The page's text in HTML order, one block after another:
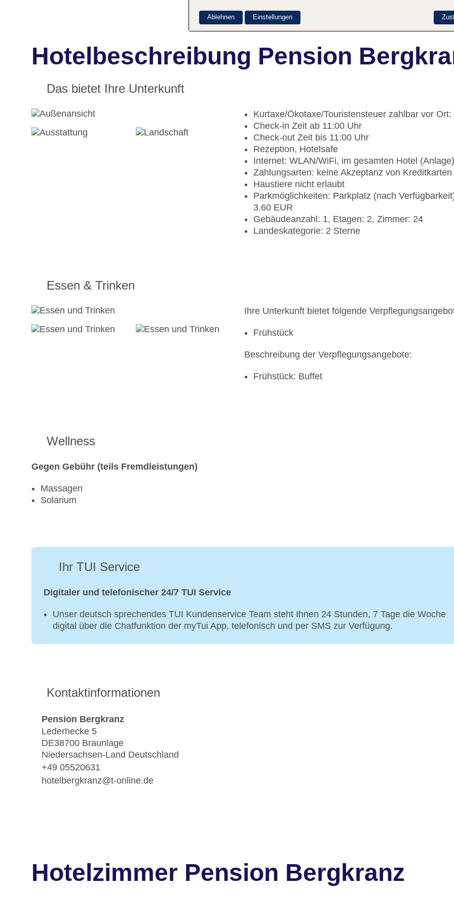
Hotelbeschreibung Pension
Das bietet Ihre Unterkunft
Kurtaxe/Ökotaxe/Touristensteuer zahlbar vor
Check-in Zeit ab 11:00 Uhr
Check-out Zeit bis 11:00 Uhr
Rezeption, Hotelsafe
Internet: WLAN/WiFi, im gesamten Hotel (Anlage)
Zahlungsarten: keine Akzeptanz von Kreditkarten
Haustiere nicht erlaubt
Parkmöglichkeiten: Parkplatz (nach
3.60 EUR
Gebäudeanzahl: 1, Etagen: 2, Zimmer: 24
Landeskategorie: 2 Sterne
Essen & Trinken
Ihre Unterkunft bietet folgende
Frühstück
Beschreibung der Verpflegungsangebote:
Frühstück: Buffet
Wellness
Gegen Gebühr (teils Fremdleistungen)
Massagen
Solarium
Ihr TUI Service
Digitaler und telefonischer 24/7 TUI Service
Unser deutsch sprechendes TUI Kundenservice Team steht Ihnen 24 Stunden, 7 Tage die Woche
digital über die Chatfunktion der myTui App, telefonisch und per SMS zur Verfügung.
Kontaktinformationen
Pension Bergkranz
Lederhecke 5
DE38700 Braunlage
Niedersachsen-Land Deutschland
+49 05520631
hotelbergkranz@t-online.de
Hotelzimmer Pension Bergkranz
Ablehnen Einstellungen